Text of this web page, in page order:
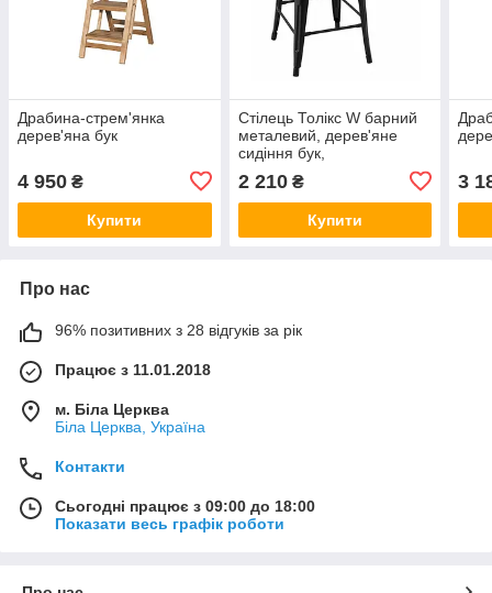
Драбина-стрем'янка
дерев'яна бук
4 950 ₴
Купити
Стілець Толікс W барний
металевий, дерев'яне
сидіння бук,
штабельований, висота 77
см
2 210₴
Купити
3
Про нас
96% позитивних з 28 відгуків за рік
Працює з 11.01.2018
м. Біла Церква
Біла Церква, Україна
Контакти
Сьогодні працює з 09:00 до 18:00
Показати весь графік роботи